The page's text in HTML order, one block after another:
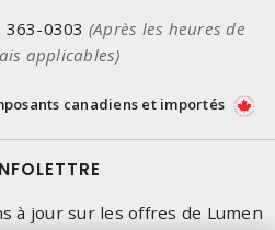
363-0303 (Après les heures de
applicables)
canadiens et importés
à jour sur les offres de Lumen